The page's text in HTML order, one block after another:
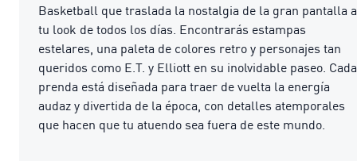
Basketball que traslada la nostalgia de la gran pantalla a
tu look de todos los días. Encontrarás estampas
estelares, una paleta de colores retro y personajes tan
queridos como E.T. y Elliott en su inolvidable paseo. Cada
prenda está diseñada para traer de vuelta la energía
audaz y divertida de la época, con detalles atemporales
que hacen que tu atuendo sea fuera de este mundo.